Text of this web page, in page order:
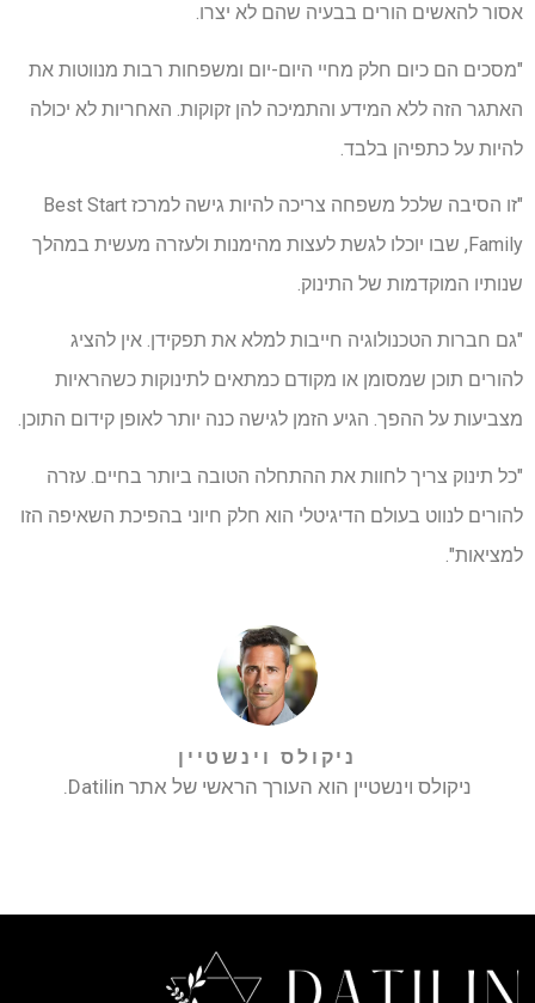
אסור להאשים הורים בבעיה שהם לא יצרו.
"מסכים הם כיום חלק מחיי היום-יום ומשפחות רבות מנווטות את
האתגר הזה ללא המידע והתמיכה להן זקוקות. האחריות לא יכולה
להיות על כתפיהן בלבד.
"זו הסיבה שלכל משפחה צריכה להיות גישה למרכז Best Start
Family, שבו יוכלו לגשת לעצות מהימנות ולעזרה מעשית במהלך
שנותיו המוקדמות של התינוק.
"גם חברות הטכנולוגיה חייבות למלא את תפקידן. אין להציג
להורים תוכן שמסומן או מקודם כמתאים לתינוקות כשהראיות
מצביעות על ההפך. הגיע הזמן לגישה כנה יותר לאופן קידום התוכן.
"כל תינוק צריך לחוות את ההתחלה הטובה ביותר בחיים. עזרה
להורים לנווט בעולם הדיגיטלי הוא חלק חיוני בהפיכת השאיפה הזו
למציאות".
ניקולס וינשטיין
ניקולס וינשטיין הוא העורך הראשי של אתר Datilin.